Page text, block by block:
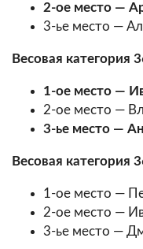
2-ое место —
3-ье место —
Весовая категория
1-ое место —
2-ое место —
3-ье место —
Весовая категория
1-ое место —
2-ое место —
3-ье место —